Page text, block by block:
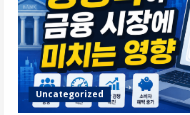
Uncategorized